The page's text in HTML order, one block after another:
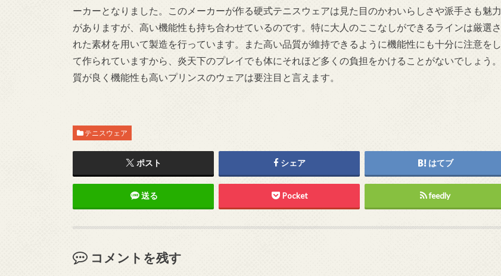
ーカーとなりました。このメーカーが作る硬式テニスウェアは見た目のかわいらしさや派手さも魅力
がありますが、高い機能性も持ち合わせているのです。特に大人のここなしができるラインは厳選さ
れた素材を用いて製造を行っています。また高い品質が維持できるように機能性にも十分に注意をし
て作られていますから、炎天下のプレイでも体にそれほど多くの負担をかけることがないでしょう。
質が良く機能性も高いプリンスのウェアは要注目と言えます。
テニスウェア
ポスト シェア はてブ
送る Pocket feedly
コメントを残す